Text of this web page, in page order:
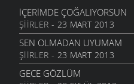
2 HAZIRAN 2006
TÜLBENDI ISLATMIŞAM
2 HAZIRAN 2006
TAK YARIM
2 HAZIRAN 2006
İÇERIMDE ÇOĞALIYORSUN
ŞIIRLER - 23 MART 2013
SEN OLMADAN UYUMAM
ŞIIRLER - 23 MART 2013
GECE GÖZLÜM